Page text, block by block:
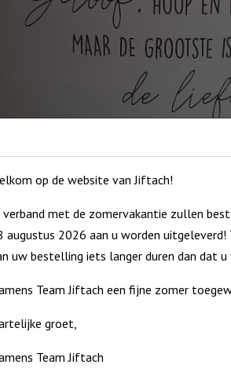
op de website van Jiftach!
verband met de zomervakantie zullen
augustus 2026 aan u worden
uw bestelling iets langer duren dan dat u
Team Jiftach een fijne zomer
groet,
Team Jiftach